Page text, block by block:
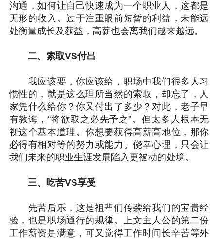
沟通，如何让自己快速成为一个职业人，这都是
无形的收入。过于注重眼前短暂的利益，未能远
处衡量成长及获益，高薪也会离我们越来越远。
二、索取VS付出
我应该要，你应该给，职场中我们很多人习
惯性的，就是这么理所当然的索取，却忘了，人
家凭什么给你？你又付出了多少？对此，老子早
有教诲，“将欲取之必先予之”。但太多人根本无
视这个基本道理。你想要获得高薪高地位，那你
必得有相对等的努力或能力。侥幸心理，只会让
我们未来的职业生涯发展陷入更被动的处境。
三、吃苦VS享受
先苦后乐，这是祖辈们传袭给我们的宝贵经
验，也是职场通行的规律。上文主人公的第二份
工作薪资是满意，可又觉得工作时间长辛苦等外